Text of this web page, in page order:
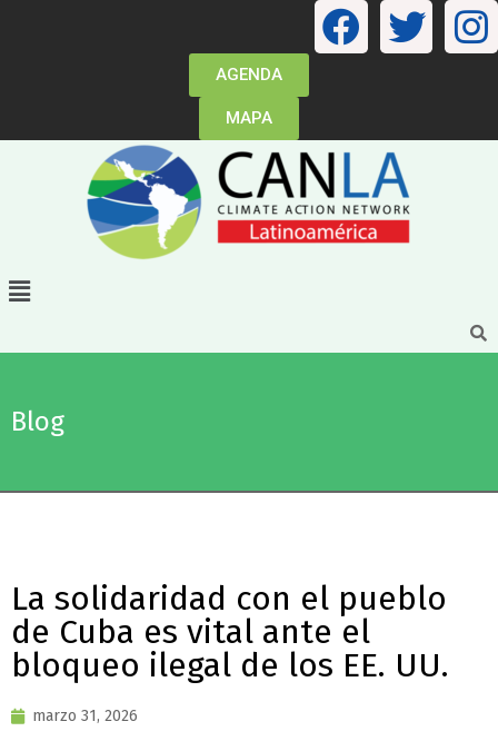
AGENDA
MAPA
Blog
La solidaridad con el pueblo
de Cuba es vital ante el
bloqueo ilegal de los EE. UU.
marzo 31, 2026